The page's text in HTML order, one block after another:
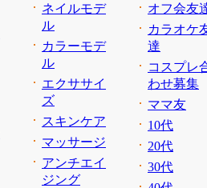
ネイルモデ
ル
カラーモデ
ル
エクササイ
ズ
スキンケア
マッサージ
アンチエイ
ジング
オフ会友
カラオケ
達
コスプレ
わせ募集
ママ友
10代
20代
30代